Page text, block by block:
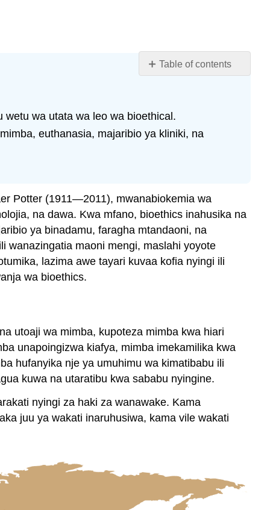
Table of contents
wa
na
Maoni
ya
Liberal
juu
ya
Ubinafsi
Aristotle
na
Aristotle
na
mapokeo
Wayahudi,
wa utata wa leo wa bioethical.
euthanasia, majaribio ya kliniki, na
Potter (1911—2011), mwanabiokemia wa
na dawa. Kwa mfano, bioethics inahusika na
ya binadamu, faragha mtandaoni, na
wanazingatia maoni mengi, maslahi yoyote
lazima awe tayari kuvaa kofia nyingi ili
wa bioethics.
utoaji wa mimba, kupoteza mimba kwa hiari
unapoingizwa kiafya, mimba imekamilika kwa
hufanyika nje ya umuhimu wa kimatibabu ili
kuwa na utaratibu kwa sababu nyingine.
nyingi za haki za wanawake. Kama
juu ya wakati inaruhusiwa, kama vile wakati